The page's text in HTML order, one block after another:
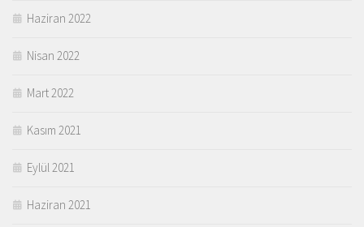
Haziran 2022
Nisan 2022
Mart 2022
Kasım 2021
Eylül 2021
Haziran 2021